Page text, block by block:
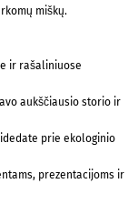
miškų.
ir rašaliniuose
aukščiausio storio ir
prie ekologinio
prezentacijoms ir